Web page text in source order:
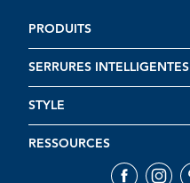
PRODUITS
SERRURES INTELLIGENTES
STYLE
RESSOURCES